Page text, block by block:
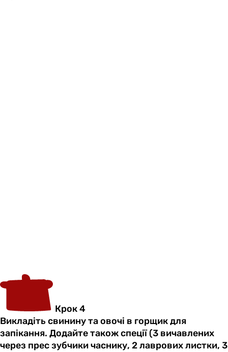
Крок 4
Викладіть свинину та овочі в горщик для
запікання. Додайте також спеції (3 вичавлених
через прес зубчики часнику, 2 лаврових листки, 3